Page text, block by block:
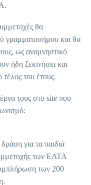
θα
γραμματοσήμου και θα
ως αναμνηστικό
ήδη ξεκινήσει και
του έτους.
τους στο site που
για τα παιδιά
των ΕΛΤΑ
των 200